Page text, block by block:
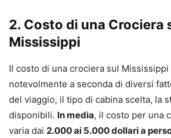
2. Costo di una Crociera
Mississippi
Il costo di una crociera sul Mississippi
notevolmente a seconda di diversi
del viaggio, il tipo di cabina scelta, la
disponibili. In media, il costo per una
varia dai 2.000 ai 5.000 dollari a